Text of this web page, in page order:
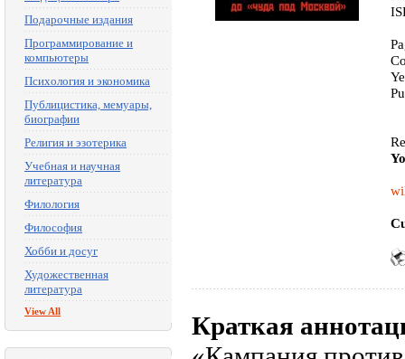
Подарочные издания
Программирование и
компьютеры
Психология и экономика
Публицистика, мемуары,
биографии
Религия и эзотерика
Учебная и научная
литература
Филология
Философия
Хобби и досуг
Художественная
литература
View All
Краткая